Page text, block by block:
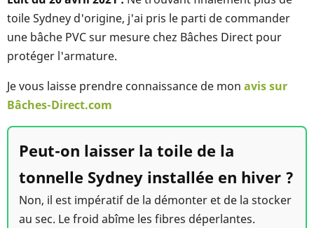
toile Sydney d'origine, j'ai pris le parti de commander
une bâche PVC sur mesure chez Bâches Direct pour
protéger l'armature.
Je vous laisse prendre connaissance de mon avis sur
Bâches-Direct.com
Peut-on laisser la toile de la
tonnelle Sydney installée en hiver ?
Non, il est impératif de la démonter et de la stocker
au sec. Le froid abîme les fibres déperlantes.